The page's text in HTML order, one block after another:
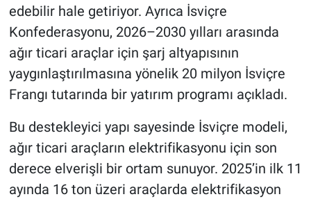
edebilir hale getiriyor. Ayrıca İsviçre
Konfederasyonu, 2026–2030 yılları arasında
ağır ticari araçlar için şarj altyapısının
yaygınlaştırılmasına yönelik 20 milyon İsviçre
Frangı tutarında bir yatırım programı açıkladı.
Bu destekleyici yapı sayesinde İsviçre modeli,
ağır ticari araçların elektrifikasyonu için son
derece elverişli bir ortam sunuyor. 2025’in ilk 11
ayında 16 ton üzeri araçlarda elektrifikasyon